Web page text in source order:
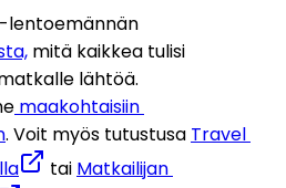
lentoemännän
mitä kaikkea tulisi
lähtöä.
maakohtaisiin
. Voit myös tutustusa Travel
tai Matkailijan